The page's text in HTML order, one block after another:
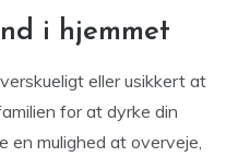
i hjemmet
eller usikkert at
for at dyrke din
en mulighed at overveje,